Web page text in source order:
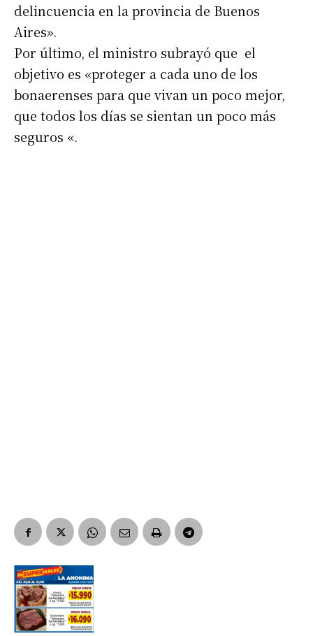
Suscribirme gratis
Dirección de correo electrónico
delincuencia en la provincia de Buenos
Aires».
Por último, el ministro subrayó que el
objetivo es «proteger a cada uno de los
bonaerenses para que vivan un poco mejor,
que todos los días se sientan un poco más
seguros «.